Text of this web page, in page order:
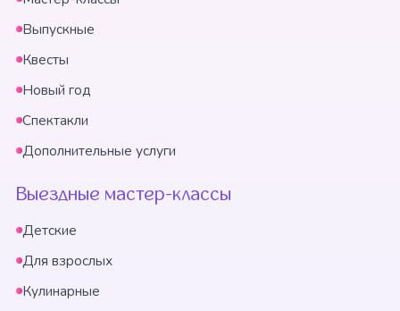
Выпускные
Квесты
Новый год
Спектакли
Дополнительные услуги
Выездные мастер-классы
Детские
Для взрослых
Кулинарные